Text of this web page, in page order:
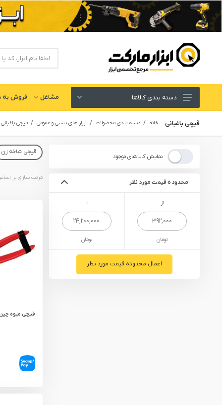
ابزار های برقی و شارژی
لوازم جانبی ابزار
ابزار های دستی و عمومی
یراق آلات
تجهیزات ایمنی
قطعات یدکی ابزارآلات
دسته بندی کالاها مشاغل فروش به
قیچی باغبانی خانه دسته بندی محصولات ابزار های دستی و عمومی قیچی باغبانی
نمایش کالا های موجود
محدوده قیمت مورد نظر
از
تومان
تا
تومان
اعمال محدوده قیمت مورد نظر
قیچی شاخه زن
قیچی میوه